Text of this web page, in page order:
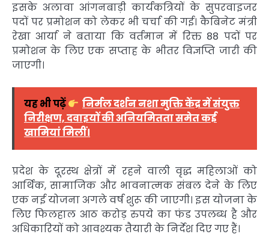
इसके अलावा आंगनबाड़ी कार्यकत्रियों के सुपरवाइजर
पदों पर प्रमोशन को लेकर भी चर्चा की गई। कैबिनेट मंत्री
रेखा आर्या ने बताया कि वर्तमान में रिक्त 88 पदों पर
प्रमोशन के लिए एक सप्ताह के भीतर विज्ञप्ति जारी की
जाएगी।
यह भी पढ़ें
निर्मल दर्शन नशा मुक्ति केंद्र में संयुक्त
निरीक्षण, दवाइयों की अनियमितता समेत कई
खामियां मिलीं।
प्रदेश के दूरस्थ क्षेत्रों में रहने वाली वृद्ध महिलाओं को
आर्थिक, सामाजिक और भावनात्मक संबल देने के लिए
एक नई योजना अगले वर्ष शुरू की जाएगी। इस योजना के
लिए फिलहाल आठ करोड़ रुपये का फंड उपलब्ध है और
अधिकारियों को आवश्यक तैयारी के निर्देश दिए गए हैं।